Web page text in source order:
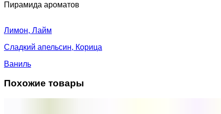
Пирамида ароматов
Лимон, Лайм
Сладкий апельсин, Корица
Ваниль
Похожие товары